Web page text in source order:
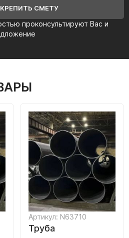
проконсультируют Вас и
СМЕТУ
Артикул: N63710
Труба